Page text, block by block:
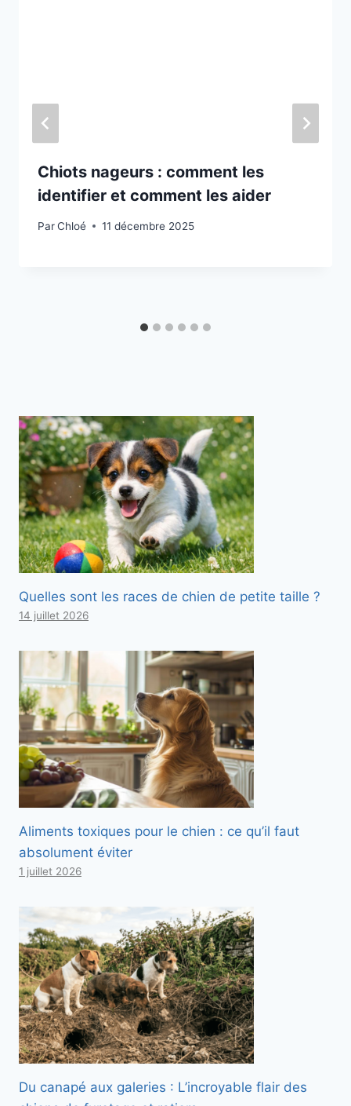
Chiots nageurs : comment les
identifier et comment les aider
ParChloé 11 décembre 2025
Quelles sont les races de chien de petite taille ?
14 juillet 2026
Aliments toxiques pour le chien : ce qu’il faut
absolument éviter
1 juillet 2026
Du canapé aux galeries : L’incroyable flair des